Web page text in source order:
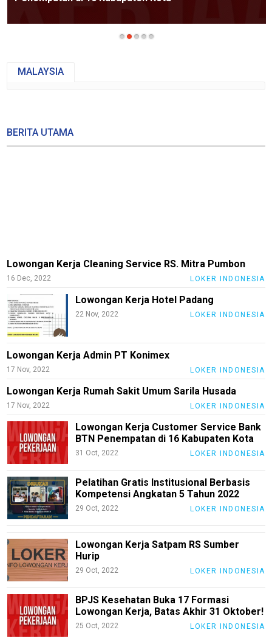
MALAYSIA
BERITA UTAMA
Lowongan Kerja Cleaning Service RS. Mitra Pumbon
16 Dec, 2022 LOKER INDONESIA
Lowongan Kerja Hotel Padang
22 Nov, 2022 LOKER INDONESIA
Lowongan Kerja Admin PT Konimex
17 Nov, 2022 LOKER INDONESIA
Lowongan Kerja Rumah Sakit Umum Sarila Husada
17 Nov, 2022 LOKER INDONESIA
Lowongan Kerja Customer Service Bank
BTN Penempatan di 16 Kabupaten Kota
31 Oct, 2022 LOKER INDONESIA
Pelatihan Gratis Institusional Berbasis
Kompetensi Angkatan 5 Tahun 2022
29 Oct, 2022 LOKER INDONESIA
Lowongan Kerja Satpam RS Sumber
Hurip
29 Oct, 2022 LOKER INDONESIA
BPJS Kesehatan Buka 17 Formasi
Lowongan Kerja, Batas Akhir 31 Oktober!
25 Oct, 2022 LOKER INDONESIA
Home